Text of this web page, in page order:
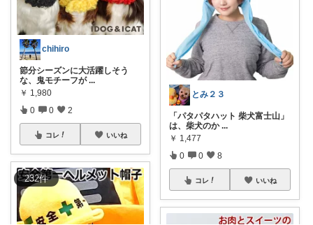
232件
chihiro
節分シーズンに大活躍しそう
な、鬼モチーフが ...
￥ 1,980
0 0 2
コレ いいね
とみ２３
「パタパタハット 柴犬富士山」
は、柴犬のか ...
￥ 1,477
0 0 8
コレ いいね